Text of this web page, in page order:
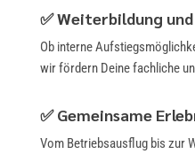
✅Weiterbildung
Ob interne
wir fördern Deine fachliche
✅Gemeinsame
Vom Betriebsausflug bis zur